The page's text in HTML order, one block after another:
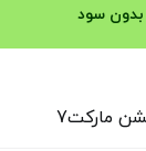
ترب‌پی
مارکت7